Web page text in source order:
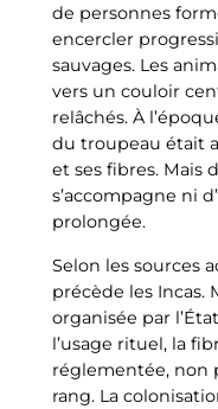
de personnes
encercler
sauvages. Les
vers un couloir
relâchés. À
du troupeau était
et ses fibres. Mais
s’accompagne ni
prolongée.
Selon les sources
précède les Incas.
organisée par
l’usage rituel, la
réglementée, non
rang. La